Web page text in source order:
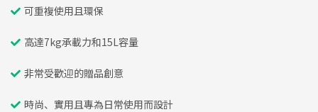
可重複使用且環保
高達7kg承載力和15L容量
非常受歡迎的贈品創意
時尚、實用且專為日常使用而設計